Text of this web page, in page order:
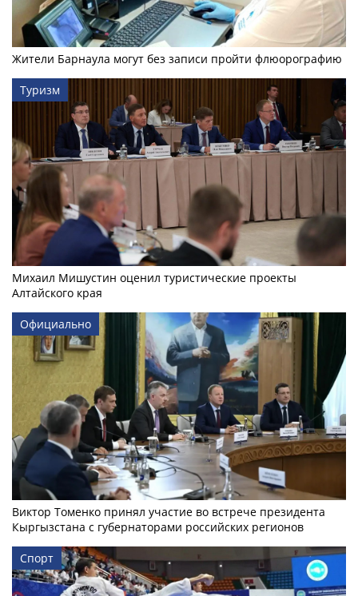
Жители Барнаула могут без записи пройти флюорографию
Туризм
Михаил Мишустин оценил туристические проекты
Алтайского края
Официально
Виктор Томенко принял участие во встрече президента
Кыргызстана с губернаторами российских регионов
Спорт